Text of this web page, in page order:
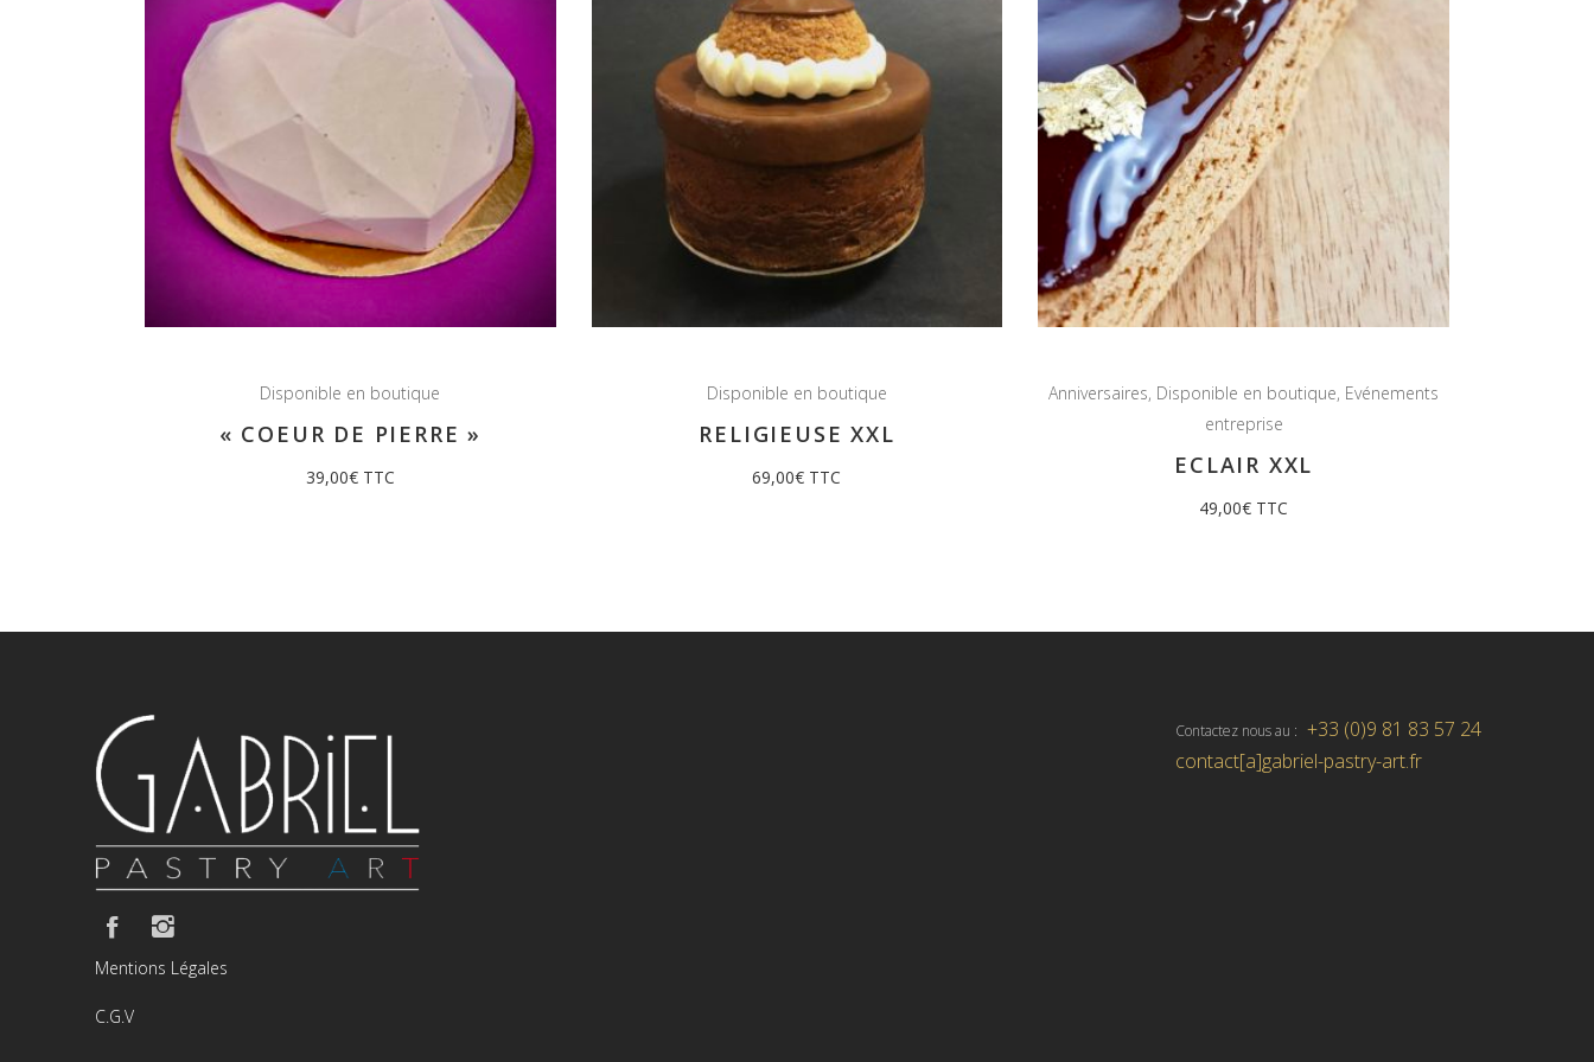
Disponible en boutique
« COEUR DE PIERRE »
39,00€ TTC
Disponible en boutique
RELIGIEUSE XXL
69,00€ TTC
Anniversaires, Disponible en boutique, Evénements
entreprise
ECLAIR XXL
49,00€ TTC
Mentions Légales
C.G.V
Contactez nous au : +33 (0)9 81 83 57 24
contact[a]gabriel-pastry-art.fr